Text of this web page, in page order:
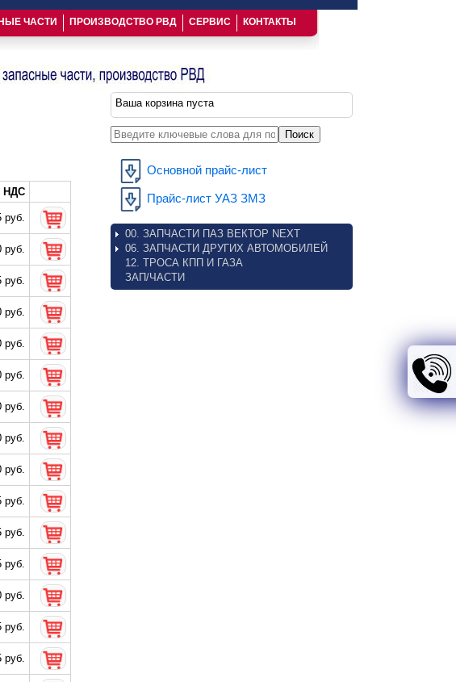
ЧАСТИ ПРОИЗВОДСТВО РВД СЕРВИС КОНТАКТЫ
НДС
руб.
руб.
руб.
руб.
руб.
руб.
руб.
руб.
руб.
руб.
руб.
руб.
руб.
руб.
руб.
Ваша корзина пуста
Введите ключевые слова для поиска
Основной прайс-лист
Прайс-лист УАЗ ЗМЗ
00. ЗАПЧАСТИ ПАЗ ВЕКТОР NEXT
06. ЗАПЧАСТИ ДРУГИХ АВТОМОБИЛЕЙ
12. ТРОСА КПП И ГАЗА
ЗАП/ЧАСТИ